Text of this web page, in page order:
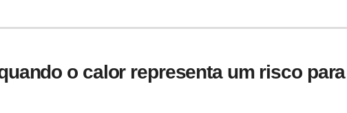
o calor representa um risco